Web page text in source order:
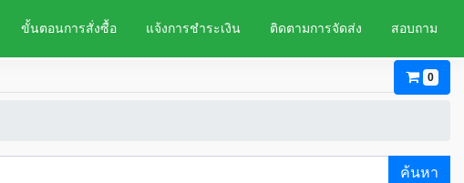
ขั้นตอนการสั่งซื้อ แจ้งการชำระเงิน ติดตามการจัดส่ง สอบถาม
0
ค้นหา